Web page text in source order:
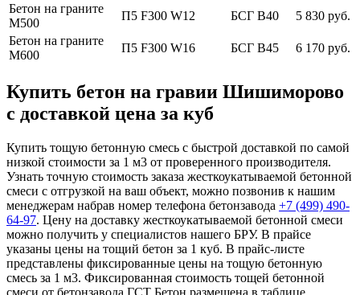
Бетон на граните
М500
П5 F300 W12 БСГ В40
5 830 руб.
Бетон на граните
М600
П5 F300 W16 БСГ В45 6 170 руб.
Купить бетон на гравии Шишиморово
с доставкой цена за куб
Купить тощую бетонную смесь с быстрой доставкой по самой
низкой стоимости за 1 м3 от проверенного производителя.
Узнать точную стоимость заказа жесткоукатываемой бетонной
смеси с отгрузкой на ваш объект, можно позвонив к нашим
менеджерам набрав номер телефона бетонзавода +7 (499) 490-
64-97. Цену на доставку жесткоукатываемой бетонной смеси
можно получить у специалистов нашего БРУ. В прайсе
указаны цены на тощий бетон за 1 куб. В прайс-листе
представлены фиксированные цены на тощую бетонную
смесь за 1 м3. Фиксированная стоимость тощей бетонной
смеси от бетонзавода ГСТ Бетон размещена в таблице.